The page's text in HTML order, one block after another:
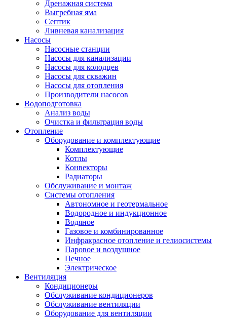
Дренажная система
Выгребная яма
Септик
Ливневая канализация
Насосы
Насосные станции
Насосы для канализации
Насосы для колодцев
Насосы для скважин
Насосы для отопления
Производители насосов
Водоподготовка
Анализ воды
Очистка и фильтрация воды
Отопление
Оборудование и комплектующие
Комплектующие
Котлы
Конвекторы
Радиаторы
Обслуживание и монтаж
Системы отопления
Автономное и геотермальное
Водородное и индукционное
Водяное
Газовое и комбинированное
Инфракрасное отопление и гелиосистемы
Паровое и воздушное
Печное
Электрическое
Вентиляция
Кондиционеры
Обслуживание кондиционеров
Обслуживание вентиляции
Оборудование для вентиляции